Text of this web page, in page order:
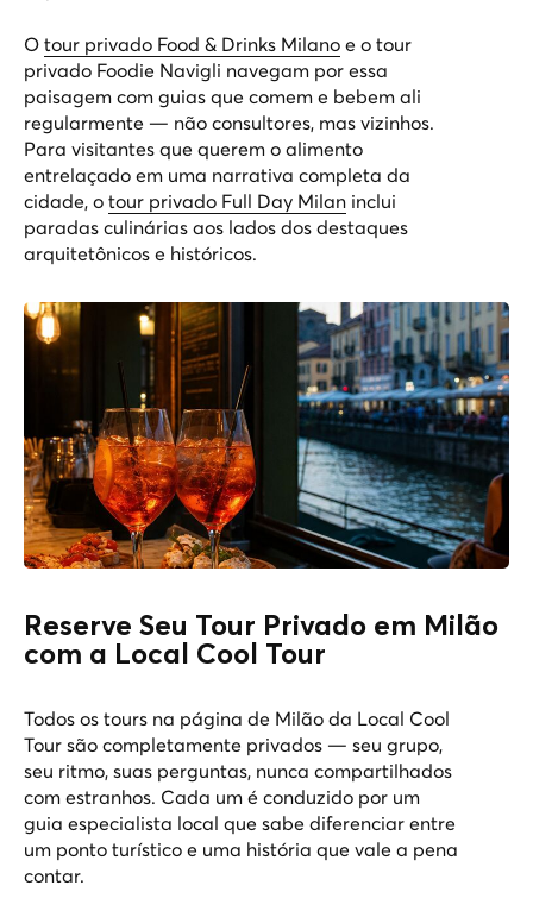
O tour privado Food & Drinks Milano e o tour
privado Foodie Navigli navegam por essa
paisagem com guias que comem e bebem ali
regularmente — não consultores, mas vizinhos.
Para visitantes que querem o alimento
entrelaçado em uma narrativa completa da
cidade, o tour privado Full Day Milan inclui
paradas culinárias aos lados dos destaques
arquitetônicos e históricos.
Reserve Seu Tour Privado em Milão
com a Local Cool Tour
Todos os tours na página de Milão da Local Cool
Tour são completamente privados — seu grupo,
seu ritmo, suas perguntas, nunca compartilhados
com estranhos. Cada um é conduzido por um
guia especialista local que sabe diferenciar entre
um ponto turístico e uma história que vale a pena
contar.